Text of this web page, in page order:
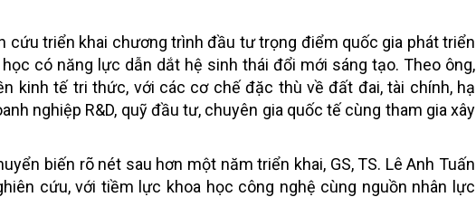
cứu triển khai chương trình đầu tư trọng điểm quốc gia phát triển
có năng lực dẫn dắt hệ sinh thái đổi mới sáng tạo. Theo ông,
kinh tế tri thức, với các cơ chế đặc thù về đất đai, tài chính, hạ
nghiệp R&D, quỹ đầu tư, chuyên gia quốc tế cùng tham gia xây
biến rõ nét sau hơn một năm triển khai, GS, TS. Lê Anh Tuấn
cứu, với tiềm lực khoa học công nghệ cùng nguồn nhân lực